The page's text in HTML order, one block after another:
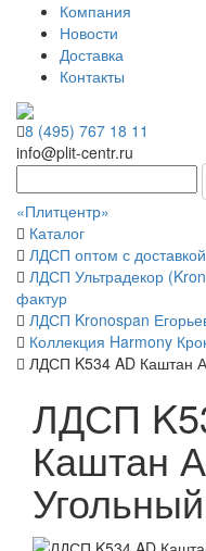
Компания
Новости
Доставка
Контакты
8 (495) 767 18 11
info@plit-centr.ru
«Плитцентр»
Каталог
ЛДСП оптом с
ЛДСП Ультрадекор
фактур
ЛДСП Kronospan
Коллекция Harmony
ЛДСП K534 AD Каштан
ЛДСП
Каштан